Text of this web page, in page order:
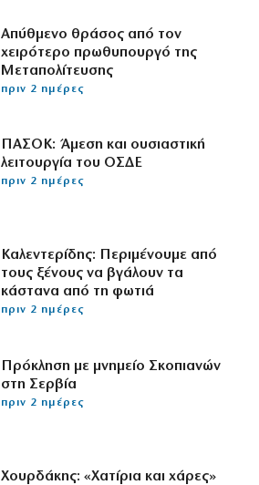
Απύθμενο θράσος από τον
χειρότερο πρωθυπουργό της
Μεταπολίτευσης
πριν 2 ημέρες
ΠΑΣΟΚ: Άμεση και ουσιαστική
λειτουργία του ΟΣΔΕ
πριν 2 ημέρες
Καλεντερίδης: Περιμένουμε από
τους ξένους να βγάλουν τα
κάστανα από τη φωτιά
πριν 2 ημέρες
Πρόκληση με μνημείο Σκοπιανών
στη Σερβία
πριν 2 ημέρες
Χουρδάκης: «Χατίρια και χάρες»